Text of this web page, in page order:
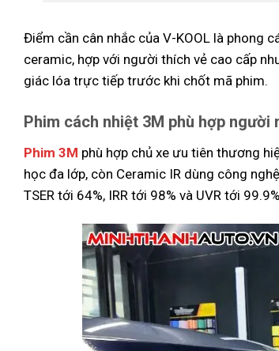
Điểm cần cân nhắc của V-KOOL là phong
ceramic, hợp với người thích vẻ cao cấp
giác lóa trực tiếp trước khi chốt mã phim.
Phim cách nhiệt 3M phù hợp
Phim 3M phù hợp chủ xe ưu tiên thương
học đa lớp, còn Ceramic IR dùng công
TSER tới 64%, IRR tới 98% và UVR tới